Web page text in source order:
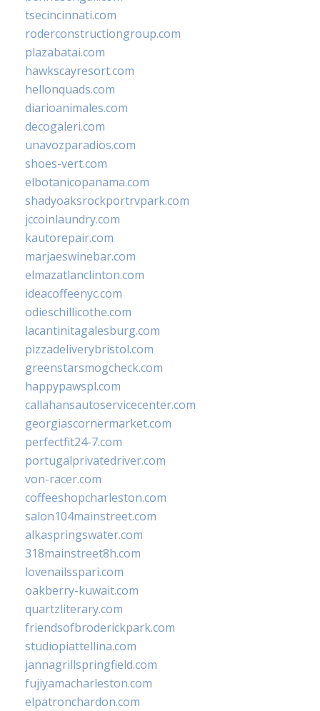
tsecincinnati.com
roderconstructiongroup.com
plazabatai.com
hawkscayresort.com
hellonquads.com
diarioanimales.com
decogaleri.com
unavozparadios.com
shoes-vert.com
elbotanicopanama.com
shadyoaksrockportrvpark.com
jccoinlaundry.com
kautorepair.com
marjaeswinebar.com
elmazatlanclinton.com
ideacoffeenyc.com
odieschillicothe.com
lacantinitagalesburg.com
pizzadeliverybristol.com
greenstarsmogcheck.com
happypawspl.com
callahansautoservicecenter.com
georgiascornermarket.com
perfectfit24-7.com
portugalprivatedriver.com
von-racer.com
coffeeshopcharleston.com
salon104mainstreet.com
alkaspringswater.com
318mainstreet8h.com
lovenailsspari.com
oakberry-kuwait.com
quartzliterary.com
friendsofbroderickpark.com
studiopiattellina.com
jannagrillspringfield.com
fujiyamacharleston.com
elpatronchardon.com